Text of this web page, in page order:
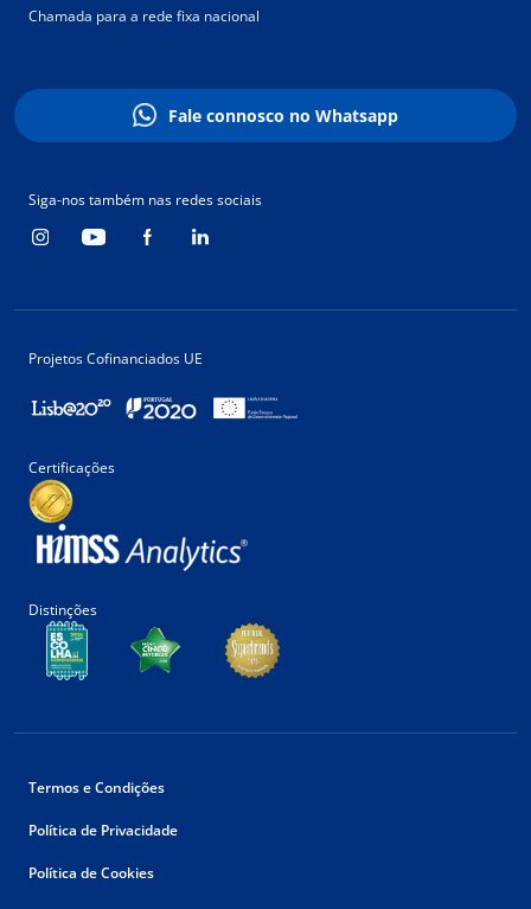
Chamada para a rede fixa nacional
Fale connosco no Whatsapp
Siga-nos também nas redes sociais
Projetos Cofinanciados UE
Certificações
Distinções
Termos e Condições
Política de Privacidade
Política de Cookies